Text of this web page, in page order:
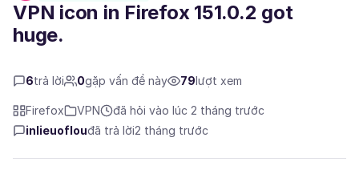
VPN icon in Firefox 151.0.2 got
huge.
6trả lời 0gặp vấn đề này 79lượt xem
Firefox VPN
đã hỏi vào lúc 2 tháng trước
inlieuoflouđã trả lời2 tháng trước